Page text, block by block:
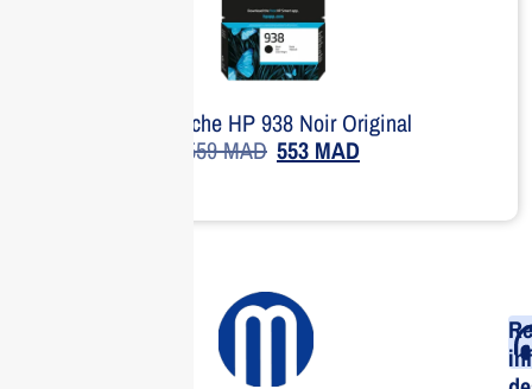
Cartouche HP 938 Noir Original
559MAD 553 MAD